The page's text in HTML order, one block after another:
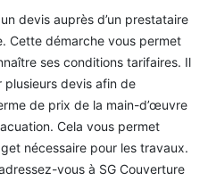
devis auprès d’un prestataire
Cette démarche vous permet
ses conditions tarifaires. Il
devis afin de
de prix de la main-d’œuvre
Cela vous permet
nécessaire pour les travaux.
vous à SG Couverture